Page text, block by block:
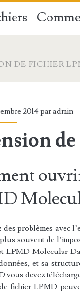
-
DE FICHIER
2014 paradmin
des problèmes avec
souvent de
LPMD Molecular
et sa
vous devez
fichier LPMD